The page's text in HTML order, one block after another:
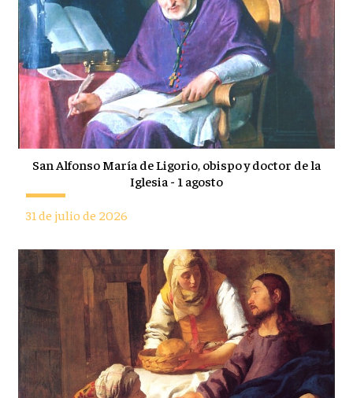
San Alfonso María de Ligorio, obispo y doctor de la
Iglesia - 1 agosto
31 de julio de 2026